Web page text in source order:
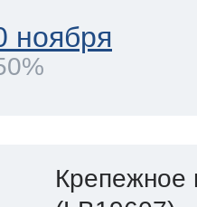
ноября
Крепежное